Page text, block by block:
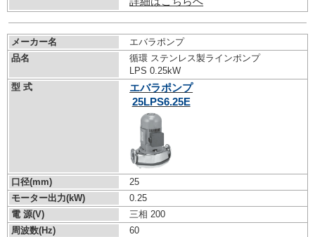
メーカー名
エバラポンプ
品名
循環 ステンレス製ラインポンプ
LPS 0.25kW
型 式
エバラポンプ
25LPS6.25E
口径(mm)
25
モーター出力(kW)
0.25
電 源(V)
三相 200
周波数(Hz)
60